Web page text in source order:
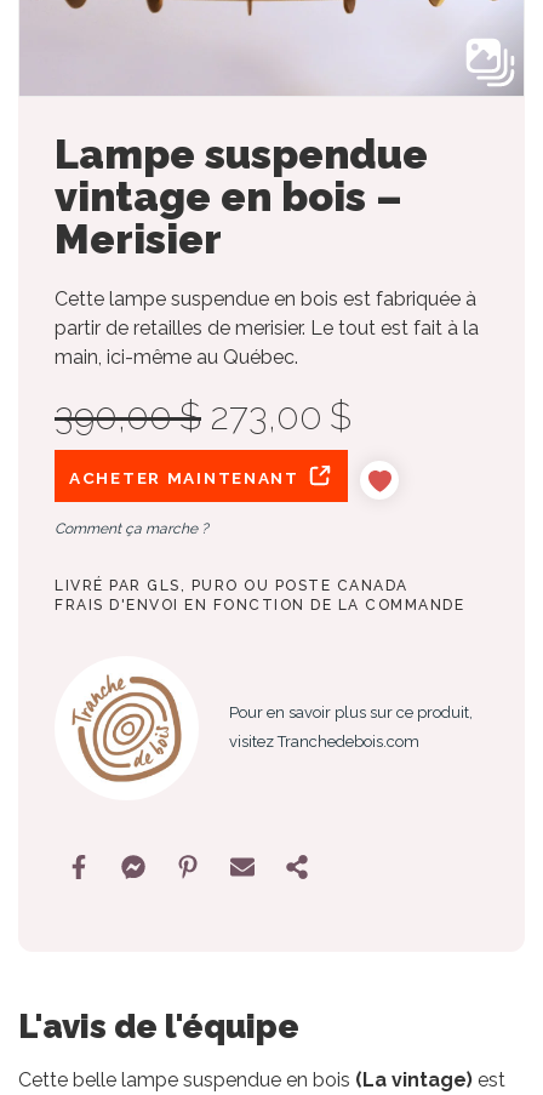
Lampe suspendue
vintage en bois –
Merisier
Cette lampe suspendue en bois est fabriquée à
partir de retailles de merisier. Le tout est fait à la
main, ici-même au Québec.
390,00 $ 273,00 $
ACHETER MAINTENANT
Comment ça marche ?
LIVRÉ PAR GLS, PURO OU POSTE CANADA
FRAIS D'ENVOI EN FONCTION DE LA COMMANDE
Pour en savoir plus sur ce produit,
visitez Tranchedebois.com
L'avis de l'équipe
Cette belle lampe suspendue en bois (La vintage) est